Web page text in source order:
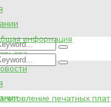
информация
печатных плат